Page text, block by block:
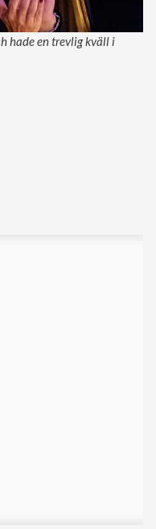
hade en trevlig kväll i